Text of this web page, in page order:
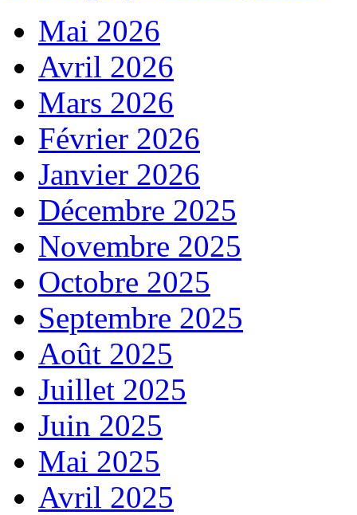
Mai 2026
Avril 2026
Mars 2026
Février 2026
Janvier 2026
Décembre 2025
Novembre 2025
Octobre 2025
Septembre 2025
Août 2025
Juillet 2025
Juin 2025
Mai 2025
Avril 2025